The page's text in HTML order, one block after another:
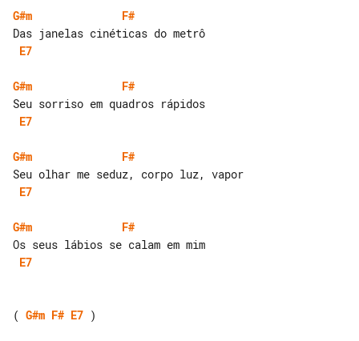
G#m
F#
E7
G#m
F#
E7
G#m
F#
E7
G#m
F#
E7
( G#m F# E7 )